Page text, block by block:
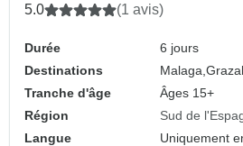
5.0 (1 avis)
Durée
6 jours
Destinations
Malaga,
Tranche d'âge
Âges 15+
Région
Sud de
Langue
Uniquement